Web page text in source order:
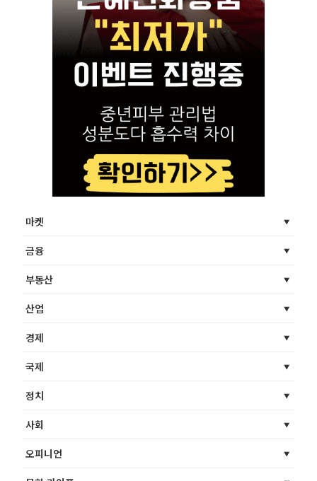
마켓
금융
부동산
산업
경제
국제
정치
사회
오피니언